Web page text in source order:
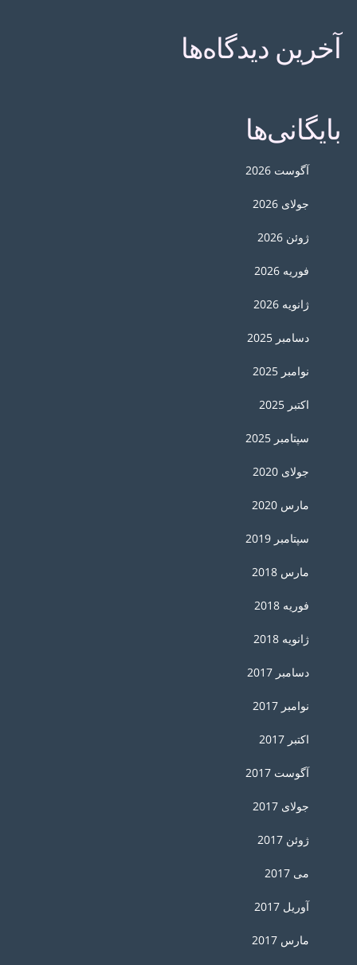
آخرین دیدگاه‌ها
بایگانی‌ها
آگوست 2026
جولای 2026
ژوئن 2026
فوریه 2026
ژانویه 2026
دسامبر 2025
نوامبر 2025
اکتبر 2025
سپتامبر 2025
جولای 2020
مارس 2020
سپتامبر 2019
مارس 2018
فوریه 2018
ژانویه 2018
دسامبر 2017
نوامبر 2017
اکتبر 2017
آگوست 2017
جولای 2017
ژوئن 2017
می 2017
آوریل 2017
مارس 2017